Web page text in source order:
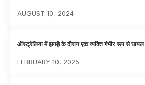
AUGUST 10, 2024
ऑस्ट्रेलिया में झगड़े के दौरान एक व्यक्ति गंभीर रूप से घायल
FEBRUARY 10, 2025